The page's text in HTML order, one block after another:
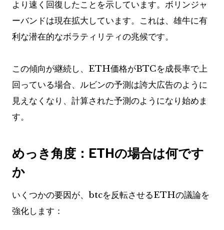
より速く回復したことを示しています。ボリンジャ
ーバンドは現在拡大しています。これは、雄牛に有
利な潜在的なボラティリティの兆候です。
この傾向が継続し、ETH価格がBTCを成長率で上
回っている場合、ルビンの予測は誇大広告のように
見えなくなり、計算された予測のようになり始めま
す。
めっき角度：ETHの場合は何です
か
いくつかの要因が、btcを反転させるETHの議論を
強化します：